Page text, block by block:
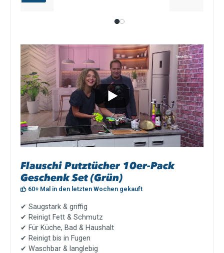
Flauschi Putztücher 10er-Pack
Geschenk Set (Grün)
60+ Mal in den letzten Wochen gekauft
✔ Saugstark & griffig
✔ Reinigt Fett & Schmutz
✔ Für Küche, Bad & Haushalt
✔ Reinigt bis in Fugen
✔ Waschbar & langlebig